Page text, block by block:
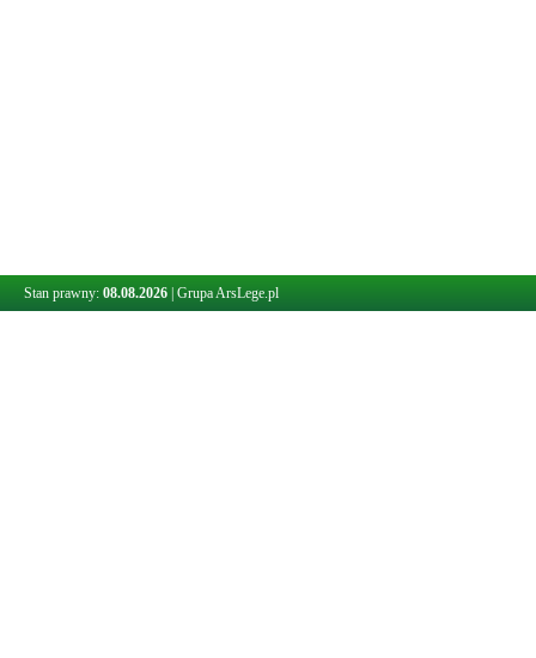
Stan prawny: 08.08.2026 Grupa ArsLege.pl